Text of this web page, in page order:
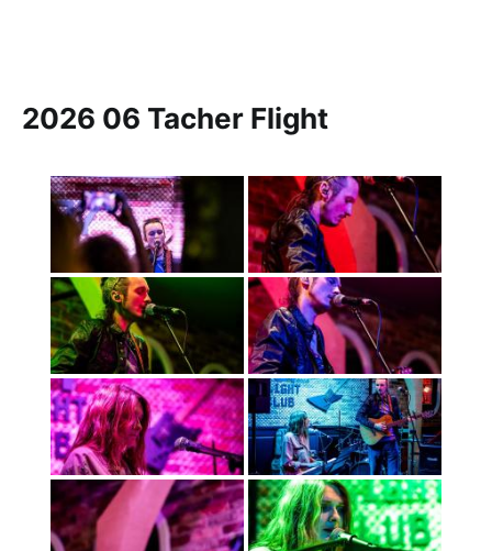
2026 06 Tacher Flight